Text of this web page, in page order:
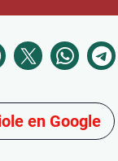
en Google